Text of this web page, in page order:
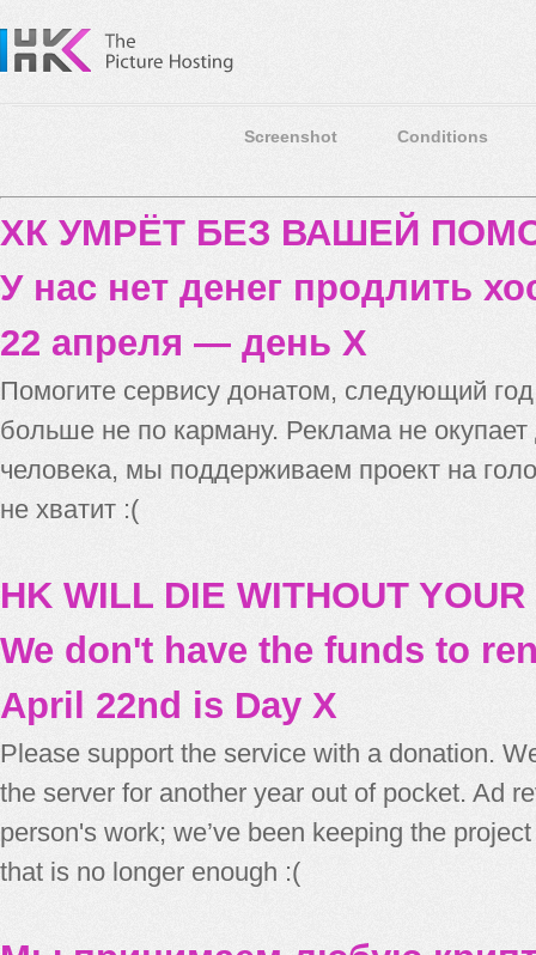
Screenshot Conditions
ХК УМРЁТ БЕЗ ВАШЕЙ
У нас нет денег продлить
22 апреля — день X
Помогите сервису донатом, следующий
больше не по карману. Реклама не
человека, мы поддерживаем проект на
не хватит :(
HK WILL DIE WITHOUT
We don't have the funds to
April 22nd is Day X
Please support the service with a donation.
the server for another year out of pocket. Ad
person's work; we’ve been keeping the
that is no longer enough :(